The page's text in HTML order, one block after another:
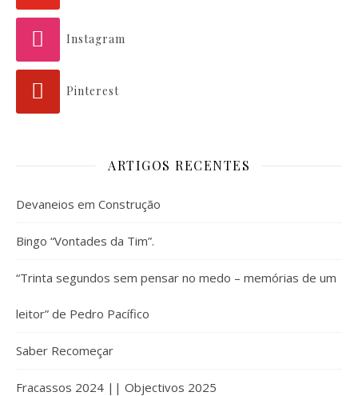
Instagram
Pinterest
ARTIGOS RECENTES
Devaneios em Construção
Bingo “Vontades da Tim”.
“Trinta segundos sem pensar no medo – memórias de um
leitor” de Pedro Pacífico
Saber Recomeçar
Fracassos 2024 || Objectivos 2025